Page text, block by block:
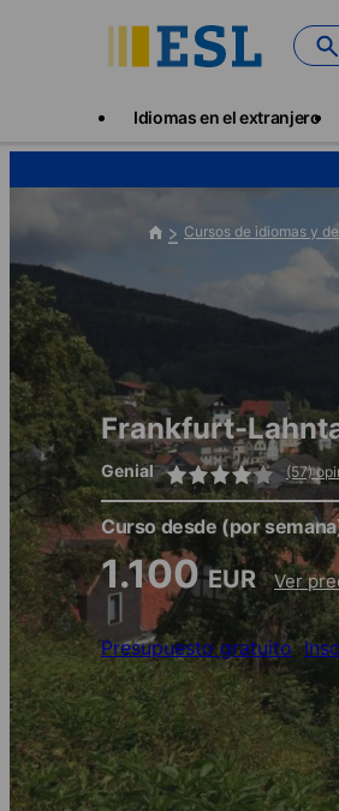
Idiomas en el extranjero
Cursos de idiomas y
Frankfurt-
Genial (57)
Curso desde(por
1.100EUR Ver
Presupuesto gratuito